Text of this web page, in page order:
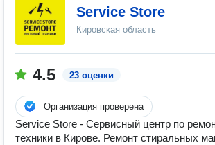
Service Store
Кировская область
4.5 23 оценки
Организация проверена
Service Store - Сервисный центр по
техники в Кирове. Ремонт стиральных